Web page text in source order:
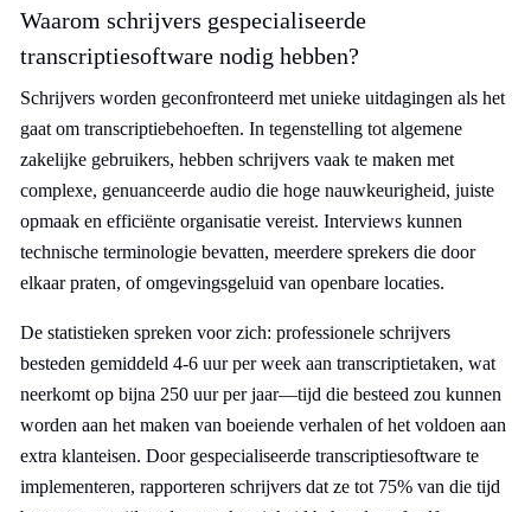
Waarom schrijvers gespecialiseerde
transcriptiesoftware nodig hebben?
Schrijvers worden geconfronteerd met unieke uitdagingen als het
gaat om transcriptiebehoeften. In tegenstelling tot algemene
zakelijke gebruikers, hebben schrijvers vaak te maken met
complexe, genuanceerde audio die hoge nauwkeurigheid, juiste
opmaak en efficiënte organisatie vereist. Interviews kunnen
technische terminologie bevatten, meerdere sprekers die door
elkaar praten, of omgevingsgeluid van openbare locaties.
De statistieken spreken voor zich: professionele schrijvers
besteden gemiddeld 4-6 uur per week aan transcriptietaken, wat
neerkomt op bijna 250 uur per jaar—tijd die besteed zou kunnen
worden aan het maken van boeiende verhalen of het voldoen aan
extra klanteisen. Door gespecialiseerde transcriptiesoftware te
implementeren, rapporteren schrijvers dat ze tot 75% van die tijd